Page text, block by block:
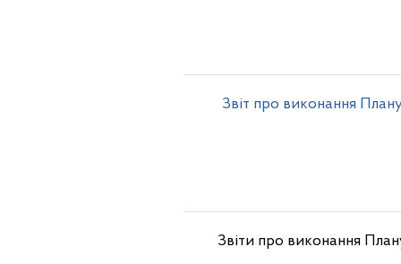
Звіт про виконання
Звіти про виконання